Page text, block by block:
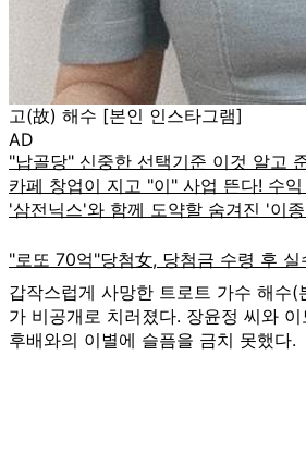
고(故) 해수 [본인 인스타그램]
AD
갑작스럽게 사망한 트로트 가수 해수(
가 비공개로 치러졌다. 장윤정 씨와
후배와의 이별에 슬픔을 금치 못했다.